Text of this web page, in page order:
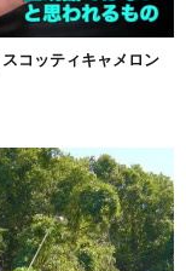
コッティキャメロン